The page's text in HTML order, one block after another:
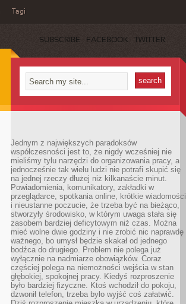
Tagi
SUBSCRIBE FACEBOOK TWITTER
Jednym z największych paradoksów
współczesności jest to, że nigdy wcześniej nie
mieliśmy tylu narzędzi do organizowania pracy, a
jednocześnie tak wielu ludzi nie potrafi skupić się
na jednej rzeczy dłużej niż kilkanaście minut.
Powiadomienia, komunikatory, zakładki w
przeglądarce, spotkania online, krótkie wiadomości
i nieustanne poczucie, że trzeba być na bieżąco,
stworzyły środowisko, w którym uwaga stała się
zasobem bardziej deficytowym niż czas. Można
mieć wolne dwie godziny i nie zrobić nic naprawdę
ważnego, bo umysł będzie skakał od jednego
bodźca do drugiego. Problem nie polega już
wyłącznie na nadmiarze obowiązków. Coraz
częściej polega na niemożności wejścia w stan
głębokiej, spokojnej pracy. Kiedyś rozproszenie
było bardziej fizyczne. Ktoś wchodził do pokoju,
dzwonił telefon, trzeba było wyjść coś załatwić.